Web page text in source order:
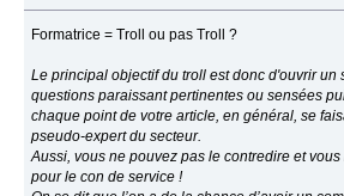
Formatrice = Troll ou pas Troll ?
Le principal objectif du troll est donc d'ouvrir un
questions paraissant pertinentes ou sensées
chaque point de votre article, en général, se
pseudo-expert du secteur.
Aussi, vous ne pouvez pas le contredire et
pour le con de service !